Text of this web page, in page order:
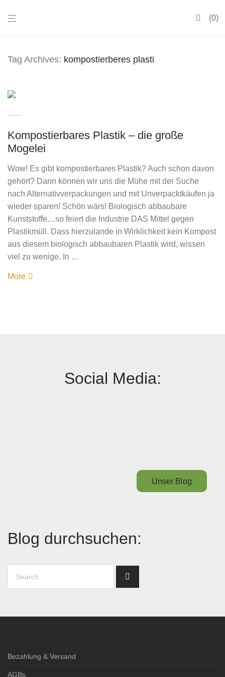
0
Tag Archives: kompostierberes plasti
Kompostierbares Plastik – die große
Mogelei
Wow! Es gibt kompostierbares Plastik? Auch schon davon
gehört? Dann können wir uns die Mühe mit der Suche
nach Alternativverpackungen und mit Unverpacktkäufen ja
wieder sparen! Schön wärs! Biologisch abbaubare
Kunststoffe…so feiert die Industrie DAS Mittel gegen
Plastikmüll. Dass hierzulande in Wirklichkeit kein Kompost
aus diesem biologisch abbaubaren Plastik wird, wissen
viel zu wenige. In …
More
Social Media:
Unser Blog
Blog durchsuchen:
Bezahlung & Versand
AGBs